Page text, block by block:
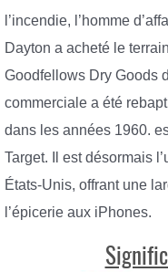
l’incendie, l’homme
Dayton a acheté le
Goodfellows Dry Goods
commerciale a été
dans les années 1960.
Target. Il est désormais
États-Unis, offrant une
l’épicerie aux iPhones.